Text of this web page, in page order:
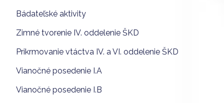
Bádateľské aktivity
Zimné tvorenie IV. oddelenie ŠKD
Prikrmovanie vtáctva IV. a VI. oddelenie ŠKD
Vianočné posedenie I.A
Vianočné posedenie I.B